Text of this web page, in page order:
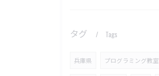
タグ Tags
兵庫県 プログラミング教室